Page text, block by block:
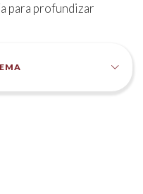
para profundizar